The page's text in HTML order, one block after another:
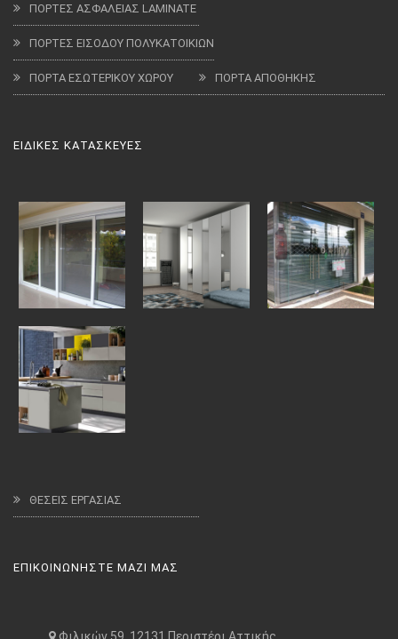
ΠΟΡΤΕΣ ΑΣΦΑΛΕΙΑΣ LAMINATE
ΠΟΡΤΕΣ ΕΙΣΟΔΟΥ ΠΟΛΥΚΑΤΟΙΚΙΩΝ
ΠΟΡΤΑ ΕΣΩΤΕΡΙΚΟΥ ΧΩΡΟΥ ΠΟΡΤΑ ΑΠΟΘΗΚΗΣ
ΕΙΔΙΚΕΣ ΚΑΤΑΣΚΕΥΕΣ
ΘΕΣΕΙΣ ΕΡΓΑΣΙΑΣ
ΕΠΙΚΟΙΝΩΝΗΣΤΕ ΜΑΖΙ ΜΑΣ
Φιλικών 59, 12131 Περιστέρι Αττικής